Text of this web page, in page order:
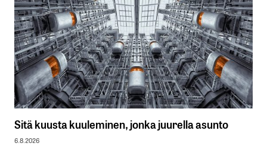
Sitä kuusta kuuleminen, jonka juurella asunto
6.8.2026